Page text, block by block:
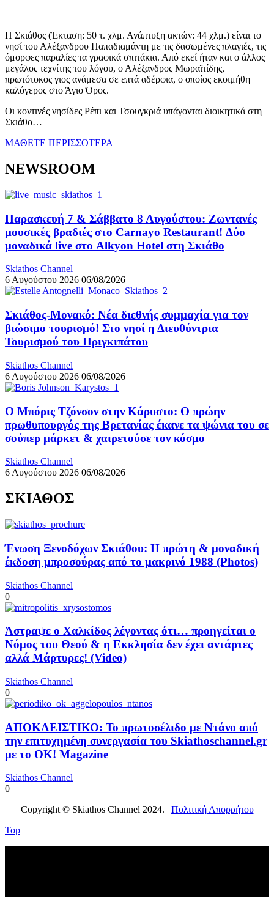
Η Σκιάθος (Έκταση: 50 τ. χλμ. Ανάπτυξη ακτών: 44 χλμ.) είναι το
νησί του Αλέξανδρου Παπαδιαμάντη με τις δασωμένες πλαγιές, τις
όμορφες παραλίες τα γραφικά σπιτάκια. Από εκεί ήταν και ο άλλος
μεγάλος τεχνίτης του λόγου, ο Αλέξανδρος Μωραϊτίδης,
πρωτότοκος γιος ανάμεσα σε επτά αδέρφια, ο οποίος εκοιμήθη
καλόγερος στο Άγιο Όρος.
Οι κοντινές νησίδες Ρέπι και Τσουγκριά υπάγονται διοικητικά στη
Σκιάθο…
ΜΑΘΕΤΕ ΠΕΡΙΣΣΟΤΕΡΑ
NEWSROOM
Παρασκευή 7 & Σάββατο 8 Αυγούστου: Ζωντανές
μουσικές βραδιές στο Carnayo Restaurant! Δύο
μοναδικά live στο Alkyon Hotel στη Σκιάθο
Skiathos Channel
6 Αυγούστου 2026 06/08/2026
Σκιάθος-Μονακό: Νέα διεθνής συμμαχία για τον
βιώσιμο τουρισμό! Στο νησί η Διευθύντρια
Τουρισμού του Πριγκιπάτου
Skiathos Channel
6 Αυγούστου 2026 06/08/2026
Ο Μπόρις Τζόνσον στην Κάρυστο: Ο πρώην
πρωθυπουργός της Βρετανίας έκανε τα ψώνια του σε
σούπερ μάρκετ & χαιρετούσε τον κόσμο
Skiathos Channel
6 Αυγούστου 2026 06/08/2026
ΣΚΙΑΘΟΣ
Ένωση Ξενοδόχων Σκιάθου: Η πρώτη & μοναδική
έκδοση μπροσούρας από το μακρινό 1988 (Photos)
Skiathos Channel
0
Άστραψε ο Χαλκίδος λέγοντας ότι… προηγείται ο
Νόμος του Θεού & η Εκκλησία δεν έχει αντάρτες
αλλά Μάρτυρες! (Video)
Skiathos Channel
0
ΑΠΟΚΛΕΙΣΤΙΚΟ: Το πρωτοσέλιδο με Ντάνο από
την επιτυχημένη συνεργασία του Skiathoschannel.gr
με το OK! Magazine
Skiathos Channel
0
Copyright © Skiathos Channel 2024. | Πολιτική Απορρήτου
Top